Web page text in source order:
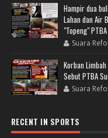
Hampir dua
Lahan dan Air
"Topeng"
Suara
Korban
Sebut PTBA
Suara
RECENT IN SPORTS